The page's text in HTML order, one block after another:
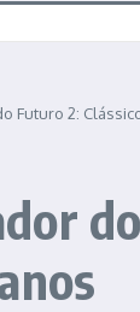
Futuro 2: